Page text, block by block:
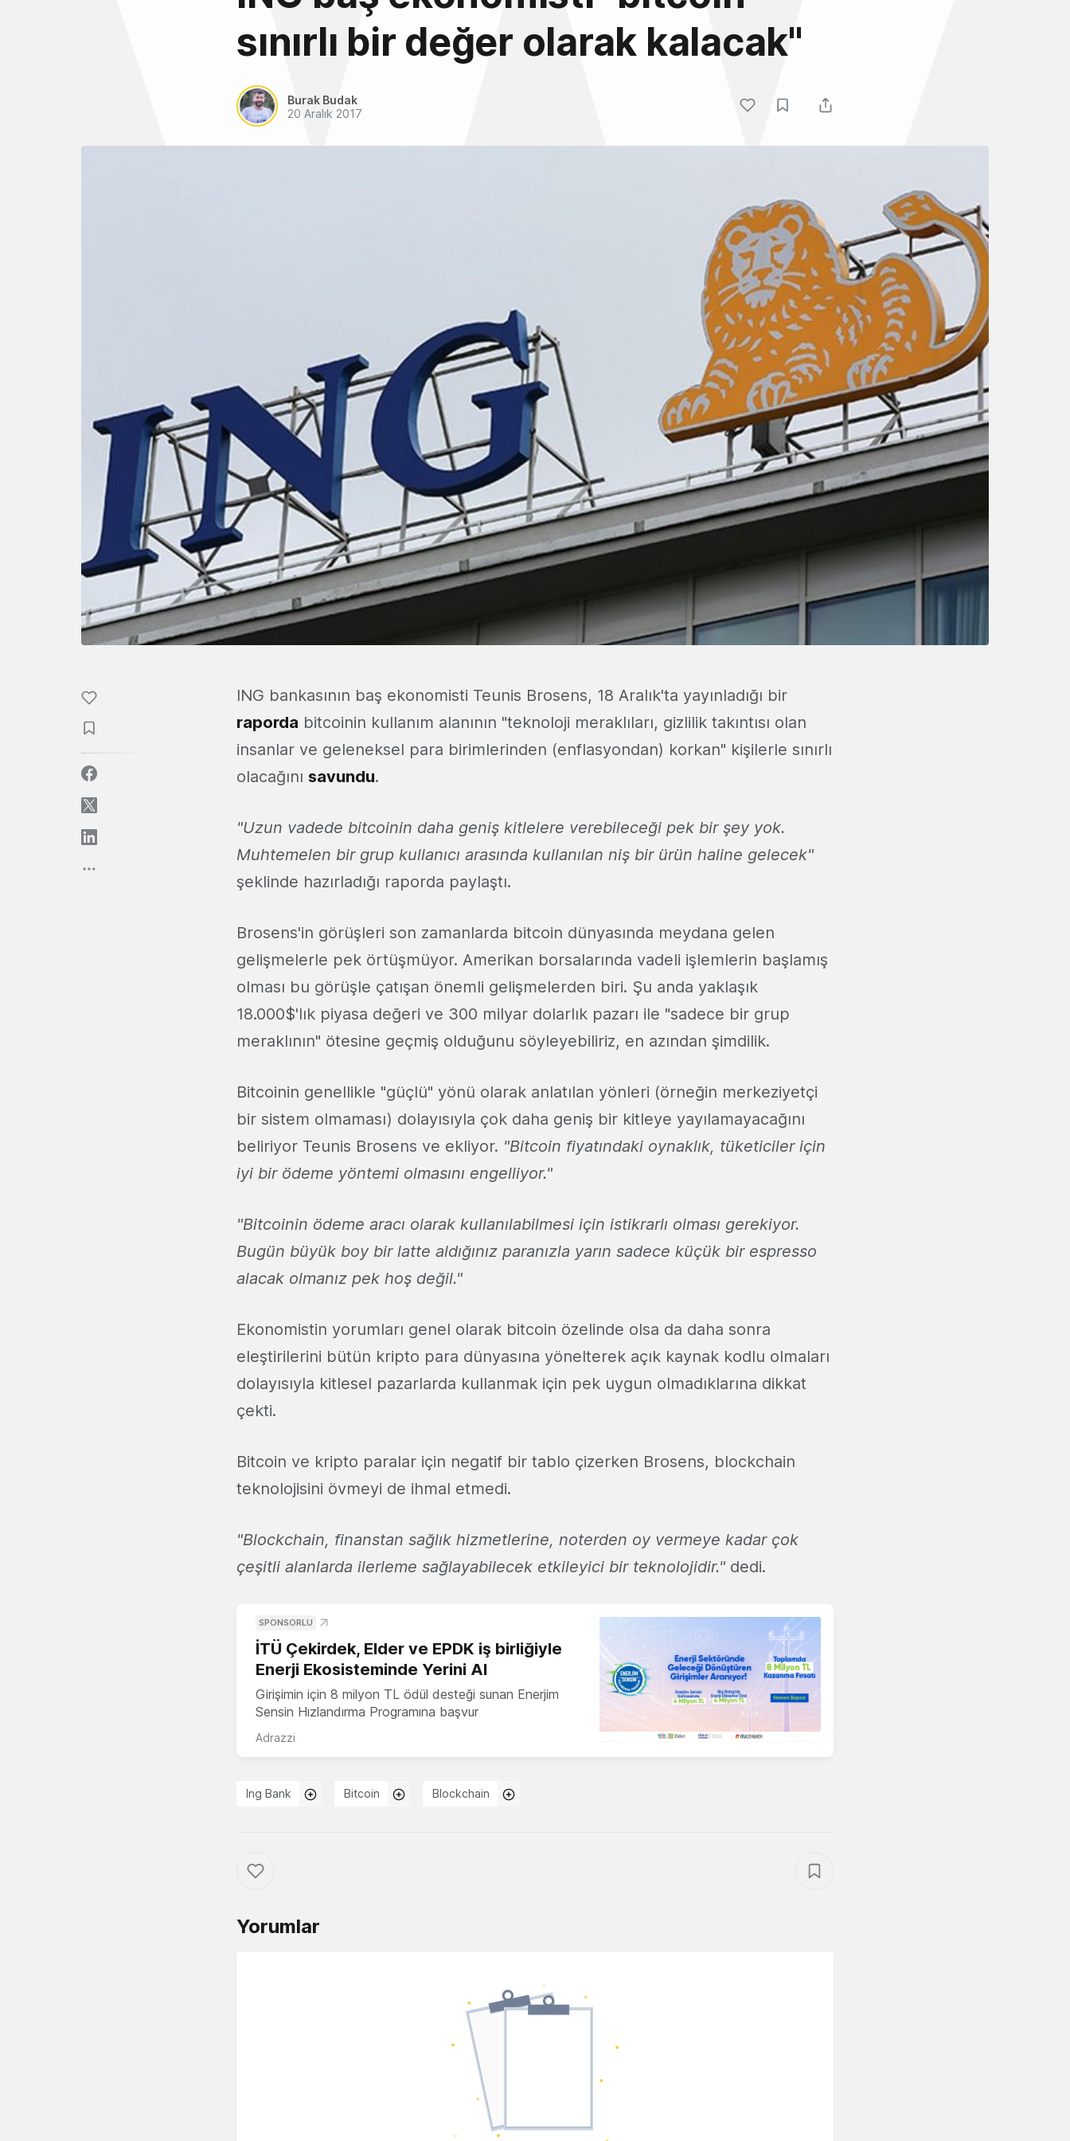
sınırlı bir değer olarak kalacak"
Burak Budak
20 Aralık 2017
ING bankasının baş ekonomisti Teunis Brosens, 18 Aralık'ta yayınladığı bir
raporda bitcoinin kullanım alanının "teknoloji meraklıları, gizlilik takıntısı olan
insanlar ve geleneksel para birimlerinden (enflasyondan) korkan" kişilerle sınırlı
olacağını savundu.
"Uzun vadede bitcoinin daha geniş kitlelere verebileceği pek bir şey yok.
Muhtemelen bir grup kullanıcı arasında kullanılan niş bir ürün haline gelecek"
şeklinde hazırladığı raporda paylaştı.
Brosens'in görüşleri son zamanlarda bitcoin dünyasında meydana gelen
gelişmelerle pek örtüşmüyor. Amerikan borsalarında vadeli işlemlerin başlamış
olması bu görüşle çatışan önemli gelişmelerden biri. Şu anda yaklaşık
18.000$'lık piyasa değeri ve 300 milyar dolarlık pazarı ile "sadece bir grup
meraklının" ötesine geçmiş olduğunu söyleyebiliriz, en azından şimdilik.
Bitcoinin genellikle "güçlü" yönü olarak anlatılan yönleri (örneğin merkeziyetçi
bir sistem olmaması) dolayısıyla çok daha geniş bir kitleye yayılamayacağını
beliriyor Teunis Brosens ve ekliyor. "Bitcoin fiyatındaki oynaklık, tüketiciler için
iyi bir ödeme yöntemi olmasını engelliyor."
"Bitcoinin ödeme aracı olarak kullanılabilmesi için istikrarlı olması gerekiyor.
Bugün büyük boy bir latte aldığınız paranızla yarın sadece küçük bir espresso
alacak olmanız pek hoş değil."
Ekonomistin yorumları genel olarak bitcoin özelinde olsa da daha sonra
eleştirilerini bütün kripto para dünyasına yönelterek açık kaynak kodlu olmaları
dolayısıyla kitlesel pazarlarda kullanmak için pek uygun olmadıklarına dikkat
çekti.
Bitcoin ve kripto paralar için negatif bir tablo çizerken Brosens, blockchain
teknolojisini övmeyi de ihmal etmedi.
"Blockchain, finanstan sağlık hizmetlerine, noterden oy vermeye kadar çok
çeşitli alanlarda ilerleme sağlayabilecek etkileyici bir teknolojidir." dedi.
SPONSORLU
İTÜ Çekirdek, Elder ve EPDK iş birliğiyle
Enerji Ekosisteminde Yerini Al
Girişimin için 8 milyon TL ödül desteği sunan Enerjim
Sensin Hızlandırma Programına başvur
Adrazzi
Ing Bank Bitcoin Blockchain
Yorumlar